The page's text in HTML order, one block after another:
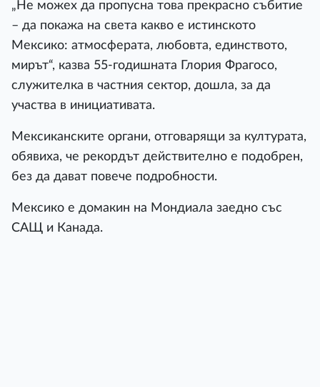
„Не можех да пропусна това прекрасно събитие
– да покажа на света какво е истинското
Мексико: атмосферата, любовта, единството,
мирът“, казва 55-годишната Глория Фрагосо,
служителка в частния сектор, дошла, за да
участва в инициативата.
Мексиканските органи, отговарящи за културата,
обявиха, че рекордът действително е подобрен,
без да дават повече подробности.
Мексико е домакин на Мондиала заедно със
САЩ и Канада.